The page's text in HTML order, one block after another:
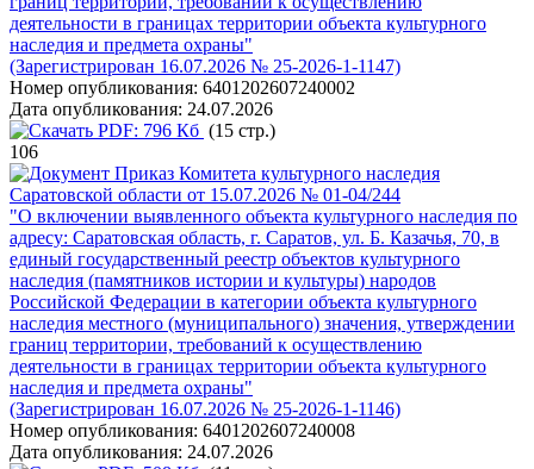
деятельности в границах территории объекта культурного
наследия и предмета охраны"
(Зарегистрирован 16.07.2026 № 25-2026-1-1147)
Номер опубликования: 6401202607240002
Дата опубликования: 24.07.2026
PDF: 796 Кб (15 стр.)
106
Приказ Комитета культурного наследия
Саратовской области от 15.07.2026 № 01-04/244
"О включении выявленного объекта культурного наследия по
адресу: Саратовская область, г. Саратов, ул. Б. Казачья, 70, в
единый государственный реестр объектов культурного
наследия (памятников истории и культуры) народов
Российской Федерации в категории объекта культурного
наследия местного (муниципального) значения, утверждении
границ территории, требований к осуществлению
деятельности в границах территории объекта культурного
наследия и предмета охраны"
(Зарегистрирован 16.07.2026 № 25-2026-1-1146)
Номер опубликования: 6401202607240008
Дата опубликования: 24.07.2026